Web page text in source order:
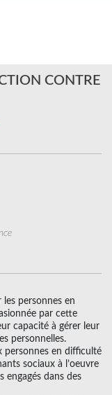
CONTRE
les personnes en
par cette
capacité à gérer leur
personnelles.
personnes en difficulté
sociaux à l’oeuvre
engagés dans des